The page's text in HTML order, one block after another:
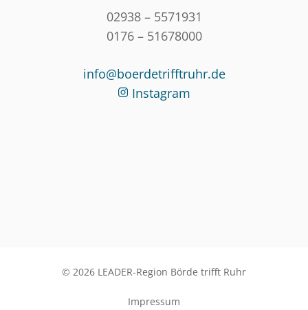
02938 – 5571931
0176 – 51678000
info@boerdetrifftruhr.de
Instagram
© 2026 LEADER-Region Börde trifft Ruhr
Impressum